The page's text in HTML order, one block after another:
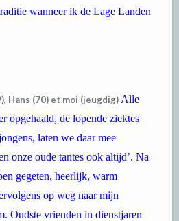
wanneer ik de Lage Landen
Hans (70) et moi (jeugdig) Alle
opgehaald, de lopende ziektes
laten we daar mee
onze oude tantes ook altijd’. Na
gegeten, heerlijk, warm
op weg naar mijn
Oudste vrienden in dienstjaren